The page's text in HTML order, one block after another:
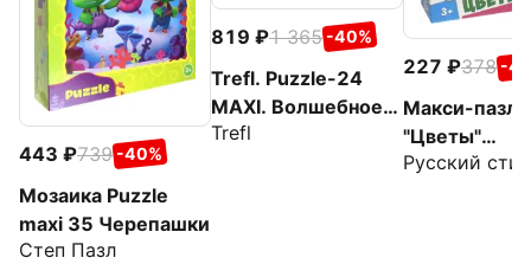
443 739 -40%
Мозаика Puzzle
maxi 35 Черепашки
Степ Пазл
819 1 365 -40%
Trefl. Puzzle-24
MAXI. Волшебное
путешествие,
Trefl
227 378 -
Макси-
"Цветы"
(50234/
Русский